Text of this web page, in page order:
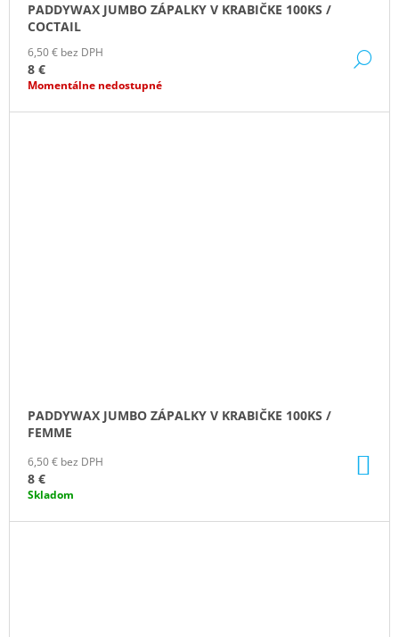
PADDYWAX JUMBO ZÁPALKY V KRABIČKE 100KS /
COCTAIL
6,50 € bez DPH
8 €
Momentálne nedostupné
PADDYWAX JUMBO ZÁPALKY V KRABIČKE 100KS /
FEMME
6,50 € bez DPH
8 €
Skladom